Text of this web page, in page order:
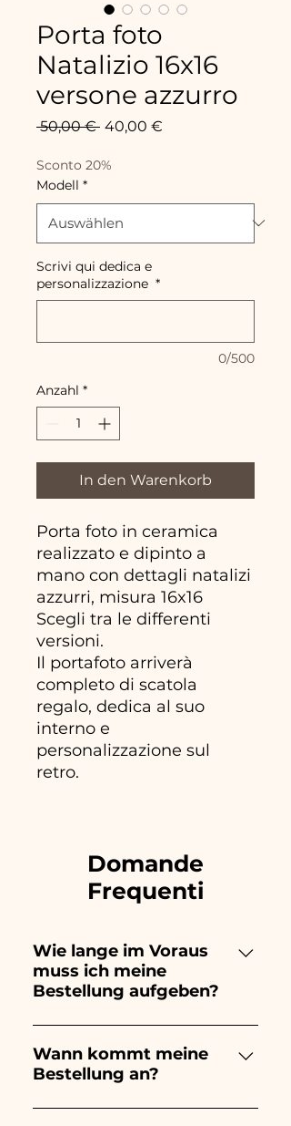
Porta foto
Natalizio 16x16
versone azzurro
50,00 € Standardpreis
40,00 €
Sconto 20%
Modell *
Scrivi qui dedica e
personalizzazione *
0/500
Anzahl *
In den Warenkorb
Porta foto in ceramica
realizzato e dipinto a
mano con dettagli natalizi
azzurri, misura 16x16
Scegli tra le differenti
versioni.
Il portafoto arriverà
completo di scatola
regalo, dedica al suo
interno e
personalizzazione sul
retro.
Domande
Frequenti
Wie lange im Voraus
muss ich meine
Bestellung aufgeben?
Ceramiche Ania kreiert und
bemalt vollständig von Hand,
daher dauert ihre Herstellung
Wann kommt meine
Bestellung an?
Der Eingang der Bestellung ist